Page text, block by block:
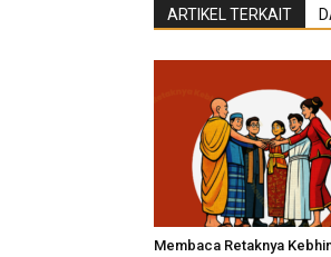
ARTIKEL TERKAIT
Membaca Retaknya